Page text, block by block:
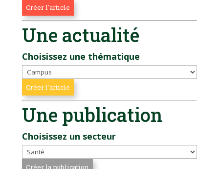
Une actualité
Choisissez une thématique
Une publication
Choisissez un secteur